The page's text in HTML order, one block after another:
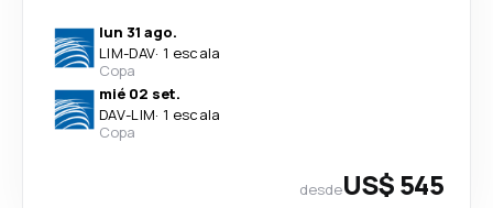
lun 31 ago.
LIM-DAV· 1 escala
Copa
mié 02 set.
DAV-LIM· 1 escala
Copa
desdeUS$ 545